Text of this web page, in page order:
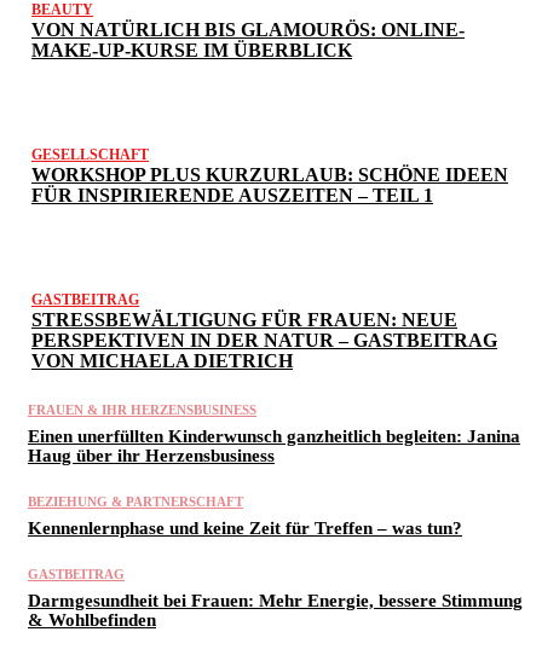
BEAUTY
VON NATÜRLICH BIS GLAMOURÖS: ONLINE-
MAKE-UP-KURSE IM ÜBERBLICK
GESELLSCHAFT
WORKSHOP PLUS KURZURLAUB: SCHÖNE IDEEN
FÜR INSPIRIERENDE AUSZEITEN – TEIL 1
GASTBEITRAG
STRESSBEWÄLTIGUNG FÜR FRAUEN: NEUE
PERSPEKTIVEN IN DER NATUR – GASTBEITRAG
VON MICHAELA DIETRICH
FRAUEN & IHR HERZENSBUSINESS
Einen unerfüllten Kinderwunsch ganzheitlich begleiten: Janina
Haug über ihr Herzensbusiness
BEZIEHUNG & PARTNERSCHAFT
Kennenlernphase und keine Zeit für Treffen – was tun?
GASTBEITRAG
Darmgesundheit bei Frauen: Mehr Energie, bessere Stimmung
& Wohlbefinden